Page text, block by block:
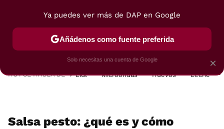
POSTRES VIAJES SELECCIÓN VEGUI
HOY SE HABLA DE Lidl Microondas Huevos Leche
Salsa pesto: ¿qué es y cómo
×
Ya puedes ver más de DAP en Google
Añádenos como fuente preferida
Solo necesitas una cuenta de Google